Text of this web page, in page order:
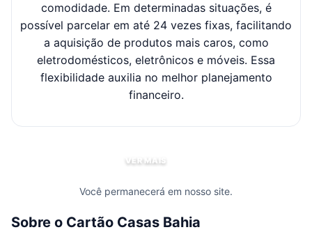
comodidade. Em determinadas situações, é
possível parcelar em até 24 vezes fixas, facilitando
a aquisição de produtos mais caros, como
eletrodomésticos, eletrônicos e móveis. Essa
flexibilidade auxilia no melhor planejamento
financeiro.
VER MAIS
Você permanecerá em nosso site.
Sobre o Cartão Casas Bahia